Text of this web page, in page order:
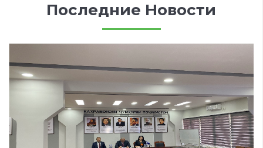
Последние Новости